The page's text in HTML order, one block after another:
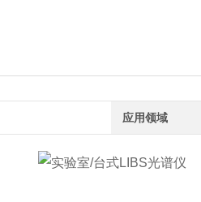
应用领域